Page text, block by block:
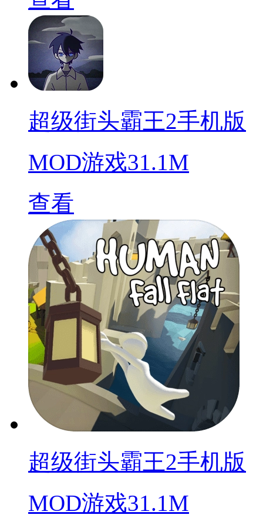
超级街头霸王2手机版
MOD游戏31.1M
查看
超级街头霸王2手机版
MOD游戏31.1M